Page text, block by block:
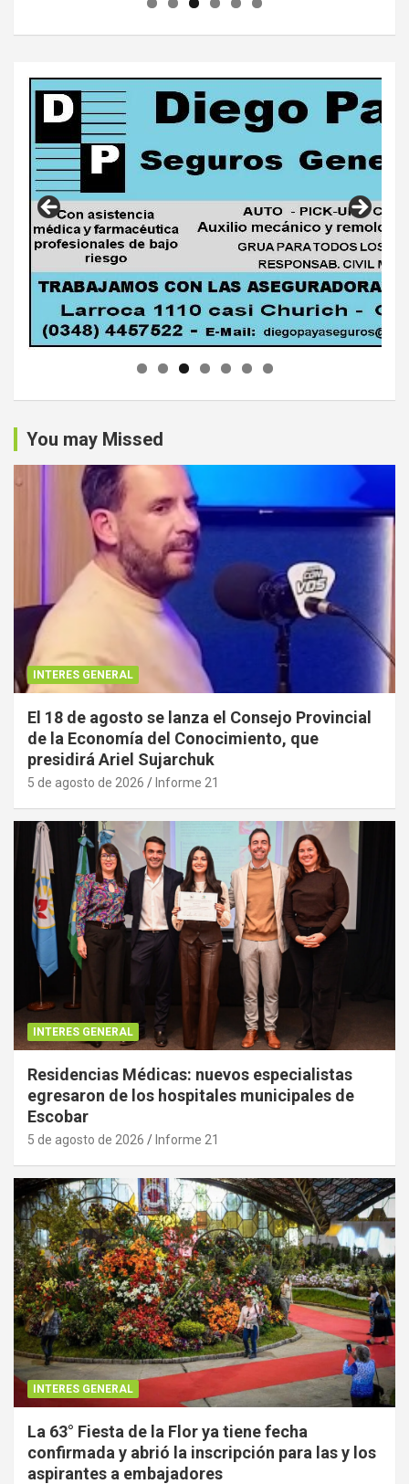
You may Missed
INTERES GENERAL
El 18 de agosto se lanza el Consejo Provincial
de la Economía del Conocimiento, que
presidirá Ariel Sujarchuk
5 de agosto de 2026 Informe 21
INTERES GENERAL
Residencias Médicas: nuevos especialistas
egresaron de los hospitales municipales de
Escobar
5 de agosto de 2026 Informe 21
INTERES GENERAL
La 63° Fiesta de la Flor ya tiene fecha
confirmada y abrió la inscripción para las y los
aspirantes a embajadores